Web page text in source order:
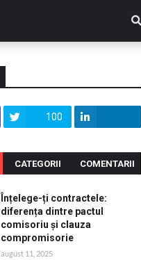
100
CATEGORII COMENTARII
Înțelege-ți contractele:
diferența dintre pactul
comisoriu și clauza
compromisorie
august 11, 2025